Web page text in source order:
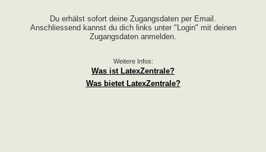
Du erhälst sofort deine Zugangsdaten per Email.
Anschliessend kannst du dich links unter "Login" mit deinen
Zugangsdaten anmelden.
Weitere Infos:
Was ist LatexZentrale?
Was bietet LatexZentrale?